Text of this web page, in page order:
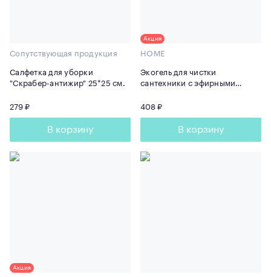
Сопутствующая продукция
Салфетка для уборки
"Скрабер-антижир" 25*25 см.
279 ₽
В корзину
Акция
HOME
Экогель для чистки
сантехники с эфирными
500 мл
408 ₽
В корзину
Акция